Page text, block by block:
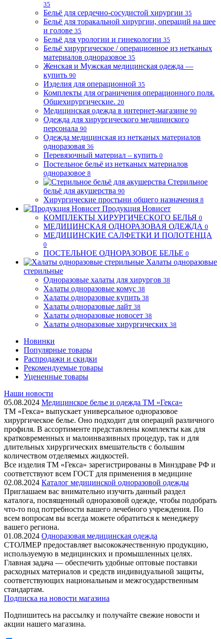
35
Бельё для сердечно-сосудистой хирургии 35
Бельё для торакальной хирургии, операций на шее
и голове 35
Бельё для урологии и гинекологии 35
Бельё хирургическое / операционное из нетканых
материалов одноразовое 35
Женская и Мужская медицинская одежда —
купить 90
Изделия для операционной 35
Комплекты для ограничения операционного поля.
Общехирургические. 20
Медицинская одежда в интернет-магазине 90
Одежда для хирургического медицинского
персонала 90
Одежда медицинская из нетканых материалов
одноразовая 36
Перевязочный материал – купить 0
Постельное бельё из нетканых материалов
одноразовое 8
Стерильное
бельё для акушерства 90
Хирургические простыни общего назначения 8
Продукция Новисет
КОМПЛЕКТЫ ХИРУРГИЧЕСКОГО БЕЛЬЯ 0
МЕДИЦИНСКАЯ ОДНОРАЗОВАЯ ОДЕЖДА 0
МЕДИЦИНСКИЕ САЛФЕТКИ И ПОЛОТЕНЦА
0
ПОСТЕЛЬНОЕ ОДНОРАЗОВОЕ БЕЛЬЕ 0
Халаты одноразовые
стерильные
Одноразовые халаты для хирургов 38
Халаты одноразовые комус 38
Халаты одноразовые купить 38
Халаты одноразовые лайт 38
Халаты одноразовые новосет 38
Халаты одноразовые хирургических 38
Новинки
Популярные товары
Распродажи и скидки
Рекомендуемые товары
Уцененные товары
Наши новости
05.08.2024 Медицинское белье и одежда ТМ «Гекса»
ТМ «Гекса» выпускает универсальное одноразовое
хирургическое белье. Оно подходит для операций различного
профиля. В ассортименте представлены комплекты как для
кратковременных и малоинвазивных процедур, так и для
длительных хирургических вмешательств с большим
количеством отделяемых жидкостей.
Все изделия ТМ «Гекса» зарегистрированы в Минздраве РФ и
соответствуют всем ГОСТ для применения в медицине
02.08.2024 Каталог медицинской одноразовой одежды
Приглашаем вас внимательно изучить данный раздел
каталога, посвященный одноразовой одежде, чтобы подобрать
что-то под потребности вашего лечебного учреждения. По
всем вопросам вы всегда можете обратиться к менеджеру
вашего региона.
01.08.2024 Одноразовая медицинская одежда
СТОЛМЕР предоставляет высококачественную продукцию,
используемую в медицинских и промышленных целях.
Главная задача — обеспечить удобные оптовые поставки
расходных материалов и средств индивидуальной защиты,
соответствующих национальным и межгосударственным
стандартам.
Подписка на новости магазина
Подпишитесь на рассылку и получайте свежие новости и
акции нашего магазина.